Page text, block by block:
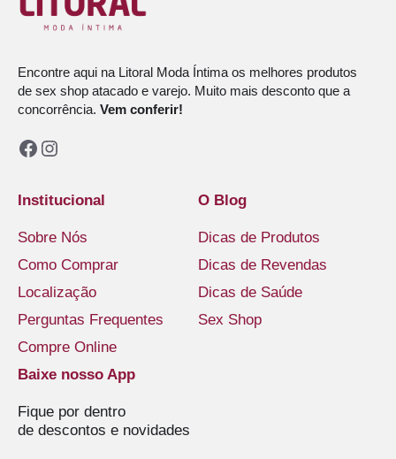
Encontre aqui na Litoral Moda Íntima os melhores produtos
de sex shop atacado e varejo. Muito mais desconto que a
concorrência. Vem conferir!
Facebook
Instagram
Institucional
Sobre Nós
Como Comprar
Localização
Perguntas Frequentes
Compre Online
O Blog
Dicas de Produtos
Dicas de Revendas
Dicas de Saúde
Sex Shop
Baixe nosso App
Fique por dentro
de descontos e novidades